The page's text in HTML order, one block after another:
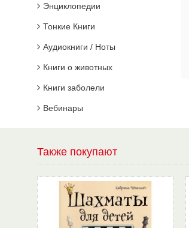
Энциклопедии
Тонкие Книги
Аудиокниги / Ноты
Книги о животных
Книги заболели
Вебинары
Также покупают